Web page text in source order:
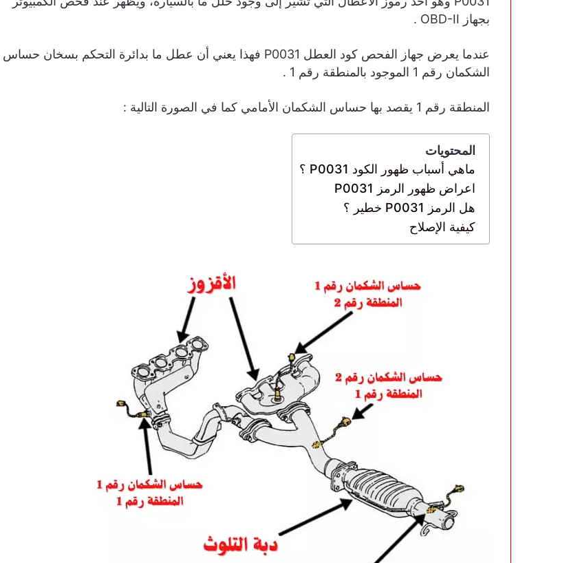
بجهاز OBD-II .
عندما يعرض جهاز الفحص كود العطل P0031 فهذا يعني أن عطل ما بدائرة التحكم بسخان حساس
الشكمان رقم 1 الموجود بالمنطقة رقم 1 .
المنطقة رقم 1 يقصد بها حساس الشكمان الأمامي كما في الصورة التالية :
المحتويات
ماهي أسباب ظهور الكود P0031 ؟
اعراض ظهور الرمز P0031
هل الرمز P0031 خطير ؟
كيفية الإصلاح